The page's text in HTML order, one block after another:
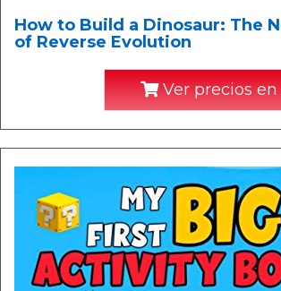
How to Build a Dinosaur: The
of Reverse Evolution
Ver precios